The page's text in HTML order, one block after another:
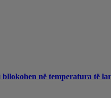
në temperatura të